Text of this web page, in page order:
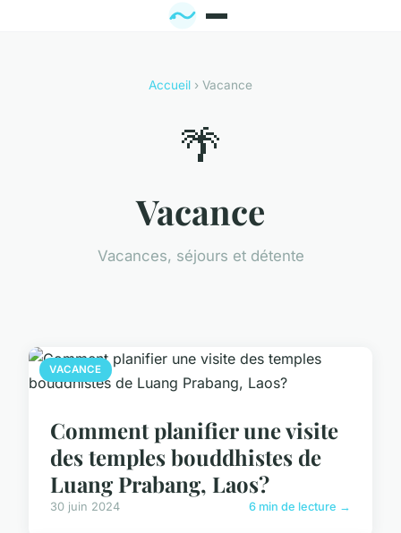
Accueil › Vacance
🌴
Vacance
Vacances, séjours et détente
VACANCE
Comment planifier une visite
des temples bouddhistes de
Luang Prabang, Laos?
30 juin 2024 6 min de lecture →